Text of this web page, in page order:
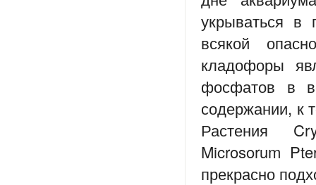
укрываться в
всякой
кладофоры
фосфатов в
содержании, к
Растения
Microsorum
прекрасно